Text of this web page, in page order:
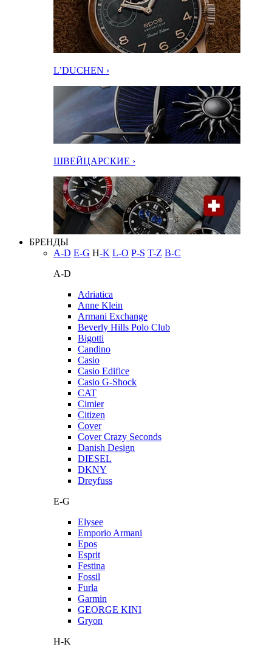
L’DUCHEN ›
ШВЕЙЦАРСКИЕ ›
БРЕНДЫ
A-D E-G H-K L-O P-S T-Z В-С
A-D
Adriatica
Anne Klein
Armani Exchange
Beverly Hills Polo Club
Bigotti
Candino
Casio
Casio Edifice
Casio G-Shock
CAT
Cimier
Citizen
Cover
Cover Crazy Seconds
Danish Design
DIESEL
DKNY
Dreyfuss
E-G
Elysee
Emporio Armani
Epos
Esprit
Festina
Fossil
Furla
Garmin
GEORGE KINI
Gryon
H-K